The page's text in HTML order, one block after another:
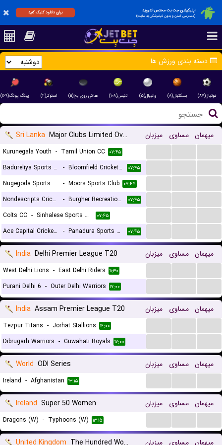
اپلیکیشن جت بت مختص اندروید
(دسترسی آسان و بدون فیلترشکن به سایت)
برای دانلود کلیک کنید
دسته بندی ورزش ها
فوتبال(۸۷) بسکتبال(۸) والیبال(۵) تنیس(۱۰۸) هاکی روی یخ(۱۱) اسنوکر(۴) پینگ پونگ(۱۶۹)
Sri Lanka Major Clubs Limited Over Tournament میزبان مساوی میهمان
Kurunegala Youth - Tamil Union CC ۰۷:۴۵
Badureliya Sports Club
- Bloomfield Cricket and Athletic Club ۰۷:۴۵
Nugegoda Sports Welfare Club
- Moors Sports Club ۰۷:۴۵
Nondescripts Cricket Club
- Burgher Recreation Club ۰۷:۴۵
Colts CC - Sinhalese Sports Club ۰۷:۴۵
Ace Capital Cricket Club
- Panadura Sports Club ۰۷:۴۵
India Delhi Premier League T20 میزبان مساوی میهمان
West Delhi Lions - East Delhi Riders ۱۱:۳۰
Purani Delhi 6 - Outer Delhi Warriors ۱۷:۰۰
India Assam Premier League T20 میزبان مساوی میهمان
Tezpur Titans - Jorhat Stallions ۱۲:۰۰
Dibrugarh Warriors - Guwahati Royals ۱۷:۰۰
World ODI Series میزبان مساوی میهمان
Ireland - Afghanistan ۱۳:۱۵
Ireland Super 50 Women میزبان مساوی میهمان
Dragons (W) - Typhoons (W) ۱۳:۱۵
United Kingdom The Hundred Women میزبان مساوی میهمان